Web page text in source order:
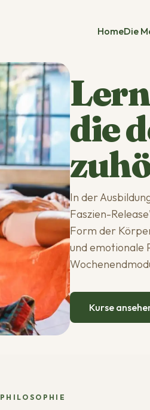
HomeDie
die
In der
Faszien-
Form der
und emotionale
Kurse
PHILOSOPHIE